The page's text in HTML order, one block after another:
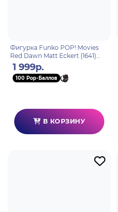
Фигурка Funko POP! Movies
Red Dawn Matt Eckert (1641)
81171
1 999р.
100 Pop-Баллов
В КОРЗИНУ